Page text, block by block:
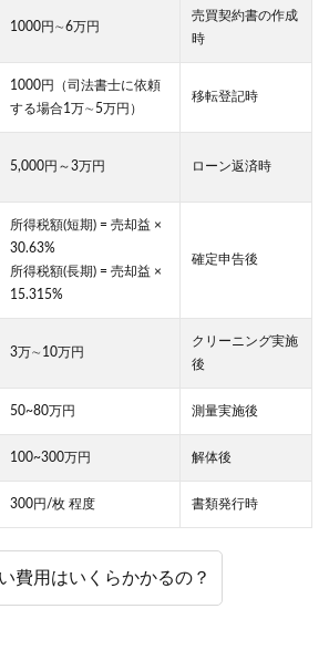
1000円∼6万円
売買契約書の作成
時
1000円（司法書士に依頼
する場合1万∼5万円）
移転登記時
5,000円～3万円 ローン返済時
所得税額(短期) = 売却益 ×
30.63%
所得税額(長期) = 売却益 ×
15.315%
確定申告後
3万∼10万円
クリーニング実施
後
50~80万円 測量実施後
100~300万円 解体後
300円/枚 程度 書類発行時
費用はいくらかかるの？